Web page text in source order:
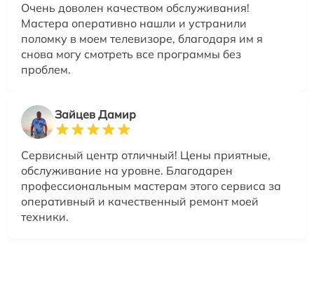
Очень доволен качеством обслуживания!
Мастера оперативно нашли и устранили
поломку в моем телевизоре, благодаря им я
снова могу смотреть все программы без
проблем.
Зайцев Дамир
Сервисный центр отличный! Цены приятные,
обслуживание на уровне. Благодарен
профессиональным мастерам этого сервиса за
оперативный и качественный ремонт моей
техники.